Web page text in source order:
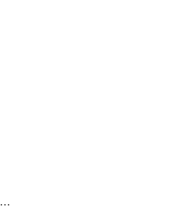
ニュージーランド航空、客室乗務員のゴーグ